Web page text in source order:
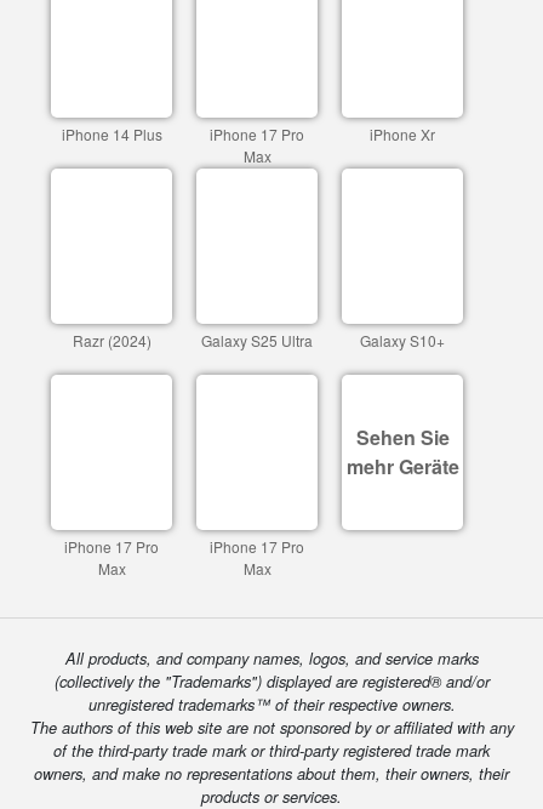
iPhone 14 Plus
iPhone 17 Pro
Max
iPhone Xr
Razr (2024) Galaxy S25 Ultra Galaxy S10+
iPhone 17 Pro
Max
iPhone 17 Pro
Max
Sehen Sie
mehr Geräte
All products, and company names, logos, and service marks
(collectively the "Trademarks") displayed are registered® and/or
unregistered trademarks™ of their respective owners.
The authors of this web site are not sponsored by or affiliated with any
of the third-party trade mark or third-party registered trade mark
owners, and make no representations about them, their owners, their
products or services.